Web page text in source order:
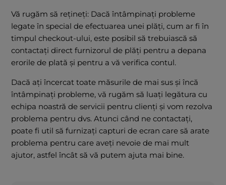
Vă rugăm să rețineți: Dacă întâmpinați probleme
legate în special de efectuarea unei plăți, cum ar fi în
timpul checkout-ului, este posibil să trebuiască să
contactați direct furnizorul de plăți pentru a depana
erorile de plată și pentru a vă verifica contul.
Dacă ați încercat toate măsurile de mai sus și încă
întâmpinați probleme, vă rugăm să luați legătura cu
echipa noastră de servicii pentru clienți și vom rezolva
problema pentru dvs. Atunci când ne contactați,
poate fi util să furnizați capturi de ecran care să arate
problema pentru care aveți nevoie de mai mult
ajutor, astfel încât să vă putem ajuta mai bine.